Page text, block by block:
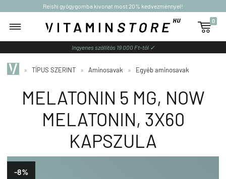
Reishi gyógygomba kivonat most 20% kedvezménnyel!

0
Ingyenes szállítás 19 000 Ft-tól ✓
» TÍPUS SZERINT » Aminosavak » Egyéb aminosavak
MELATONIN 5 MG, NOW
MELATONIN, 3X60
KAPSZULA
-8%